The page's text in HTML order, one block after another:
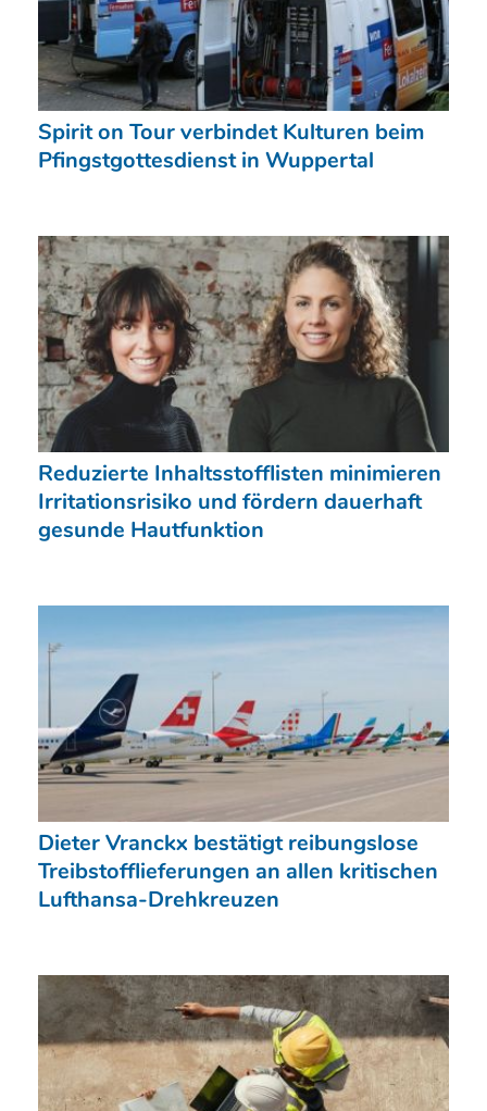
Spirit on Tour verbindet Kulturen beim
Pfingstgottesdienst in Wuppertal
Reduzierte Inhaltsstofflisten minimieren
Irritationsrisiko und fördern dauerhaft
gesunde Hautfunktion
Dieter Vranckx bestätigt reibungslose
Treibstofflieferungen an allen kritischen
Lufthansa-Drehkreuzen